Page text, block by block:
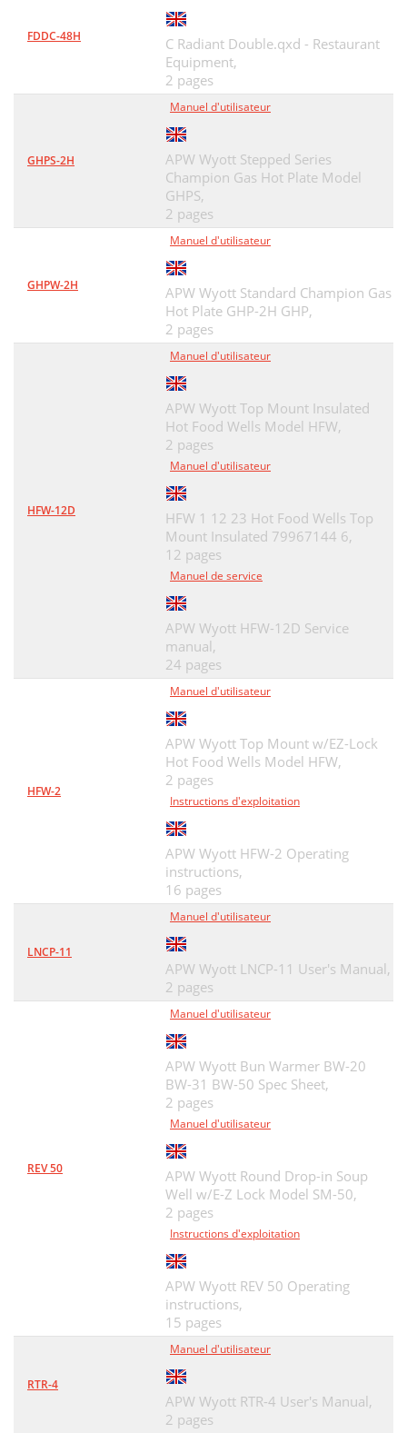
FDDC-48H
C Radiant Double.qxd - Restaurant
Equipment,
2 pages
GHPS-2H
Manuel d'utilisateur
APW Wyott Stepped Series
Champion Gas Hot Plate Model
GHPS,
2 pages
GHPW-2H
Manuel d'utilisateur
APW Wyott Standard Champion Gas
Hot Plate GHP-2H GHP,
2 pages
HFW-12D
Manuel d'utilisateur
APW Wyott Top Mount Insulated
Hot Food Wells Model HFW,
2 pages
Manuel d'utilisateur
HFW 1 12 23 Hot Food Wells Top
Mount Insulated 79967144 6,
12 pages
Manuel de service
APW Wyott HFW-12D Service
manual,
24 pages
HFW-2
Manuel d'utilisateur
APW Wyott Top Mount w/EZ-Lock
Hot Food Wells Model HFW,
2 pages
Instructions d'exploitation
APW Wyott HFW-2 Operating
instructions,
16 pages
LNCP-11
Manuel d'utilisateur
APW Wyott LNCP-11 User's Manual,
2 pages
REV 50
Manuel d'utilisateur
APW Wyott Bun Warmer BW-20
BW-31 BW-50 Spec Sheet,
2 pages
Manuel d'utilisateur
APW Wyott Round Drop-in Soup
Well w/E-Z Lock Model SM-50,
2 pages
Instructions d'exploitation
APW Wyott REV 50 Operating
instructions,
15 pages
RTR-4
Manuel d'utilisateur
APW Wyott RTR-4 User's Manual,
2 pages